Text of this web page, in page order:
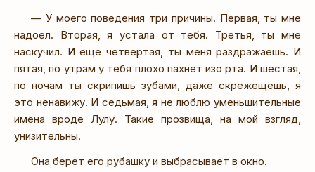
— У моего поведения три причины. Первая, ты мне
надоел. Вторая, я устала от тебя. Третья, ты мне
наскучил. И еще четвертая, ты меня раздражаешь. И
пятая, по утрам у тебя плохо пахнет изо рта. И шестая,
по ночам ты скрипишь зубами, даже скрежещешь, я
это ненавижу. И седьмая, я не люблю уменьшительные
имена вроде Лулу. Такие прозвища, на мой взгляд,
унизительны.
Она берет его рубашку и выбрасывает в окно.